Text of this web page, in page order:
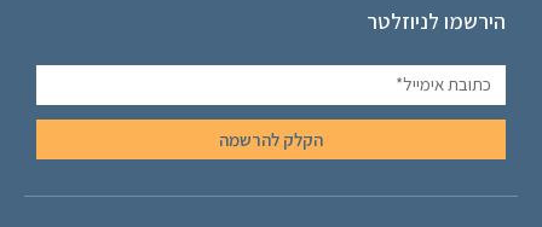
הירשמו לניוזלטר
הקלק להרשמה